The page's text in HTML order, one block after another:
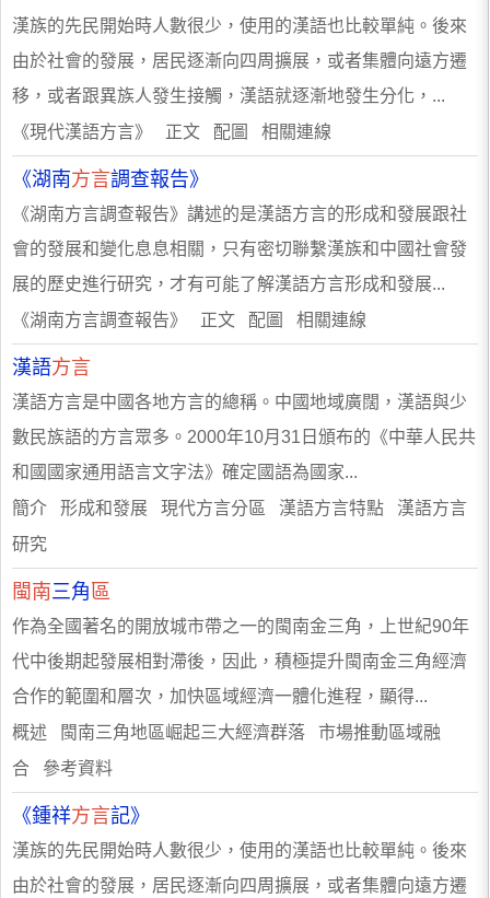
漢族的先民開始時人數很少，使用的漢語也比較單純。後來
由於社會的發展，居民逐漸向四周擴展，或者集體向遠方遷
移，或者跟異族人發生接觸，漢語就逐漸地發生分化，...
《現代漢語方言》 正文 配圖 相關連線
《湖南方言調查報告》
《湖南方言調查報告》講述的是漢語方言的形成和發展跟社
會的發展和變化息息相關，只有密切聯繫漢族和中國社會發
展的歷史進行研究，才有可能了解漢語方言形成和發展...
《湖南方言調查報告》 正文 配圖 相關連線
漢語方言
漢語方言是中國各地方言的總稱。中國地域廣闊，漢語與少
數民族語的方言眾多。2000年10月31日頒布的《中華人民共
和國國家通用語言文字法》確定國語為國家...
簡介 形成和發展 現代方言分區 漢語方言特點 漢語方言
研究
閩南三角區
作為全國著名的開放城市帶之一的閩南金三角，上世紀90年
代中後期起發展相對滯後，因此，積極提升閩南金三角經濟
合作的範圍和層次，加快區域經濟一體化進程，顯得...
概述 閩南三角地區崛起三大經濟群落 市場推動區域融
合 參考資料
《鍾祥方言記》
漢族的先民開始時人數很少，使用的漢語也比較單純。後來
由於社會的發展，居民逐漸向四周擴展，或者集體向遠方遷